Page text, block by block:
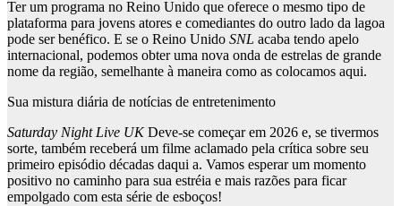
Ter um programa no Reino Unido que oferece o mesmo tipo de
plataforma para jovens atores e comediantes do outro lado da lagoa
pode ser benéfico. E se o Reino Unido SNL acaba tendo apelo
internacional, podemos obter uma nova onda de estrelas de grande
nome da região, semelhante à maneira como as colocamos aqui.
Sua mistura diária de notícias de entretenimento
Saturday Night Live UKDeve-se começar em 2026 e, se tivermos
sorte, também receberá um filme aclamado pela crítica sobre seu
primeiro episódio décadas daqui a. Vamos esperar um momento
positivo no caminho para sua estréia e mais razões para ficar
empolgado com esta série de esboços!